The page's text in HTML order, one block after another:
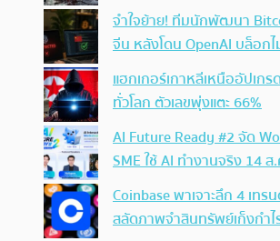
จำใจย้าย! ทีมนักพัฒนา
จีน หลังโดน OpenAI บล็อกไ
แฮกเกอร์เกาหลีเหนืออัปเก
ทั่วโลก ตัวเลขพุ่งแตะ 66%
AI Future Ready #2 จัด
SME ใช้ AI ทำงานจริง 14
Coinbase พาเจาะลึก 4 เท
สลัดภาพจำสินทรัพย์เก็งกำไ